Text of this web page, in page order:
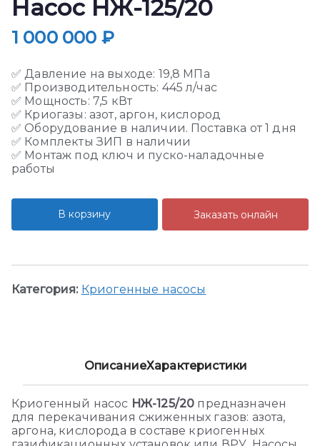
Насос НЖ-125/20
1 000 000 ₽
✅ Давление на выходе: 19,8 МПа
✅ Производительность: 445 л/час
✅ Мощность: 7,5 кВт
✅ Криогазы: азот, аргон, кислород
✅ Оборудование в наличии. Поставка от 1 дня
✅ Комплекты ЗИП в наличии
✅ Монтаж под ключ и пуско-наладочные
работы
В корзину Заказать онлайн
Категория: Криогенные насосы
ОписаниеХарактеристики
Криогенный насос НЖ-125/20 предназначен
для перекачивания сжиженных газов: азота,
аргона, кислорода в составе криогенных